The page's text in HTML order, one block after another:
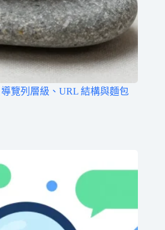
覽列層級、URL 結構與麵包